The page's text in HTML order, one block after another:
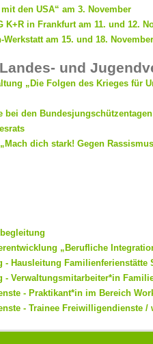
den USA“ am 3. November
K+R in Frankfurt am 11. und 12.
am 15. und 18. November
und
„Die Folgen des Krieges für
bei den Bundesjungschützentagen
dich stark! Gegen
„Berufliche
Hausleitung Familienferienstätte
- Verwaltungsmitarbeiter*in
- Praktikant*in im Bereich
- Trainee Freiwilligendienste /